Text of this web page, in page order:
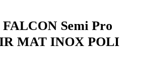
FALCON Semi Pro
MAT INOX POLI